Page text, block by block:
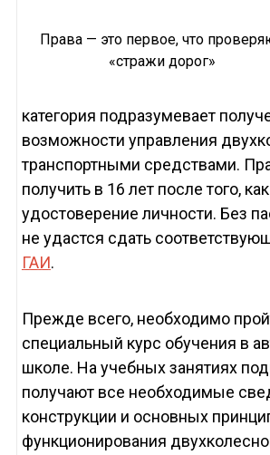
Права — это первое, что
«стражи дорог»
категория подразумевает
возможности управления
транспортными средствами.
получить в 16 лет после того,
удостоверение личности. Без
не удастся сдать
ГАИ.
Прежде всего, необходимо
специальный курс обучения в
школе. На учебных занятиях
получают все необходимые
конструкции и основных
функционирования